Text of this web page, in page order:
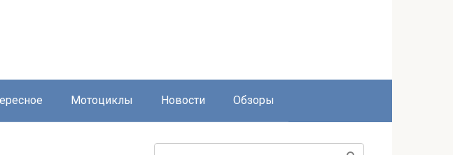
Мотоциклы Новости Обзоры